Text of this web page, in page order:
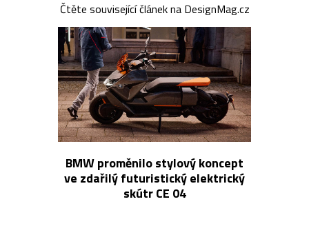
Čtěte související článek na DesignMag.cz
BMW proměnilo stylový koncept
ve zdařilý futuristický elektrický
skútr CE 04